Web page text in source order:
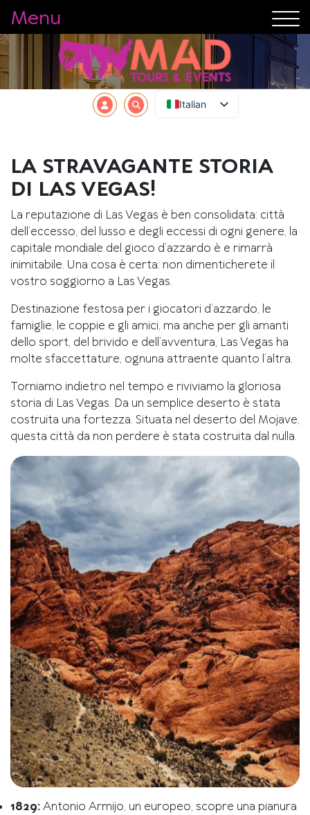
Menu
Italian
LA STRAVAGANTE STORIA
DI LAS VEGAS!
La reputazione di Las Vegas è ben consolidata: città
dell’eccesso, del lusso e degli eccessi di ogni genere, la
capitale mondiale del gioco d’azzardo è e rimarrà
inimitabile. Una cosa è certa: non dimenticherete il
vostro soggiorno a Las Vegas.
Destinazione festosa per i giocatori d’azzardo, le
famiglie, le coppie e gli amici, ma anche per gli amanti
dello sport, del brivido e dell’avventura, Las Vegas ha
molte sfaccettature, ognuna attraente quanto l’altra.
Torniamo indietro nel tempo e riviviamo la gloriosa
storia di Las Vegas. Da un semplice deserto è stata
costruita una fortezza. Situata nel deserto del Mojave,
questa città da non perdere è stata costruita dal nulla.
1829:Antonio Armijo, un europeo, scopre una pianura